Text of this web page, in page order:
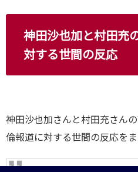
神田沙也加と村田充
対する世間の反応
神田沙也加さんと村田充さん
倫報道に対する世間の反応をま